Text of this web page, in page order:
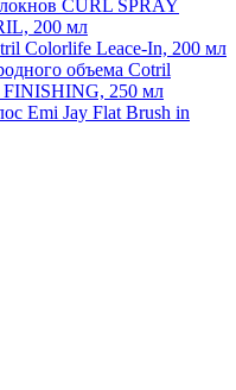
CURL SPRAY
200 мл
Colorlife Leace-In, 200 мл
объема Cotril
250 мл
Emi Jay Flat Brush in